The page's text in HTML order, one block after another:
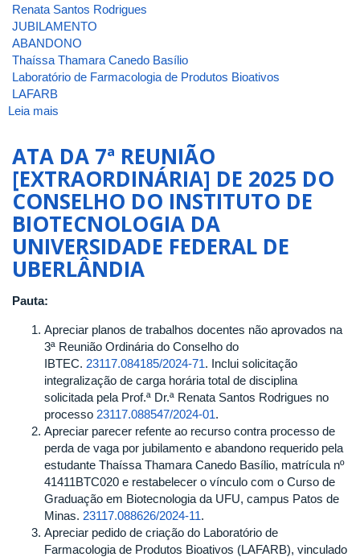
Renata Santos Rodrigues
JUBILAMENTO
ABANDONO
Thaíssa Thamara Canedo Basílio
Laboratório de Farmacologia de Produtos Bioativos
LAFARB
Leia mais
5ª
REUNIÃO
[ORDINÁRIA]
DE
2025
DO
CONSELHO
DO
BIOTECNOLOGIA
DA
UNIVERSIDADE
FEDERAL
DE
UBERLÂNDIA
ATA DA 7ª REUNIÃO
[EXTRAORDINÁRIA] DE 2025 DO
CONSELHO DO INSTITUTO DE
BIOTECNOLOGIA DA
UNIVERSIDADE FEDERAL DE
UBERLÂNDIA
Pauta:
Apreciar planos de trabalhos docentes não aprovados na
3ª Reunião Ordinária do Conselho do
IBTEC. 23117.084185/2024-71. Inclui solicitação
integralização de carga horária total de disciplina
solicitada pela Prof.ª Dr.ª Renata Santos Rodrigues no
processo 23117.088547/2024-01.
Apreciar parecer refente ao recurso contra processo de
perda de vaga por jubilamento e abandono requerido pela
estudante Thaíssa Thamara Canedo Basílio, matrícula nº
41411BTC020 e restabelecer o vínculo com o Curso de
Graduação em Biotecnologia da UFU, campus Patos de
Minas. 23117.088626/2024-11.
Apreciar pedido de criação do Laboratório de
Farmacologia de Produtos Bioativos (LAFARB), vinculado